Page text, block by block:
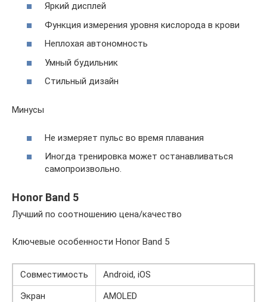
Яркий дисплей
Функция измерения уровня кислорода в крови
Неплохая автономность
Умный будильник
Стильный дизайн
Минусы
Не измеряет пульс во время плавания
Иногда тренировка может останавливаться
самопроизвольно.
Honor Band 5
Лучший по соотношению цена/качество
Ключевые особенности Honor Band 5
Совместимость
Android, iOS
Экран
AMOLED